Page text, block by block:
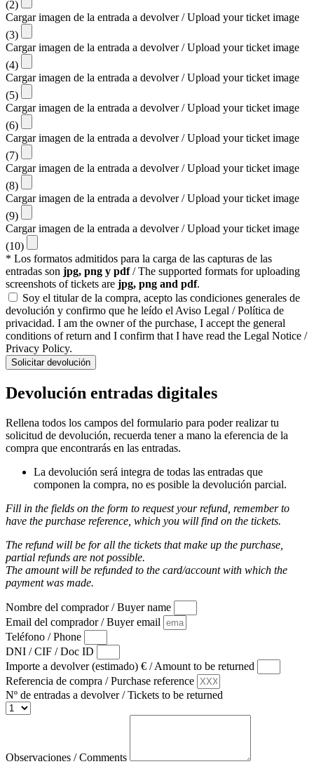
(2)
Cargar imagen de la entrada a devolver / Upload your ticket image
(3)
Cargar imagen de la entrada a devolver / Upload your ticket image
(4)
Cargar imagen de la entrada a devolver / Upload your ticket image
(5)
Cargar imagen de la entrada a devolver / Upload your ticket image
(6)
Cargar imagen de la entrada a devolver / Upload your ticket image
(7)
Cargar imagen de la entrada a devolver / Upload your ticket image
(8)
Cargar imagen de la entrada a devolver / Upload your ticket image
(9)
Cargar imagen de la entrada a devolver / Upload your ticket image
(10)
* Los formatos admitidos para la carga de las capturas de las
entradas son jpg, png y pdf/ The supported formats for uploading
screenshots of tickets are jpg, png and pdf.
Soy el titular de la compra, acepto las condiciones generales de
devolución y confirmo que he leído el Aviso Legal / Política de
privacidad. I am the owner of the purchase, I accept the general
conditions of return and I confirm that I have read the Legal Notice /
Privacy Policy.
Solicitar devolución
Devolución entradas digitales
Rellena todos los campos del formulario para poder realizar tu
solicitud de devolución, recuerda tener a mano la eferencia de la
compra que encontrarás en las entradas.
La devolución será integra de todas las entradas que
componen la compra, no es posible la devolución parcial.
Fill in the fields on the form to request your refund, remember to
have the purchase reference, which you will find on the tickets.
The refund will be for all the tickets that make up the purchase,
partial refunds are not possible.
The amount will be refunded to the card/account with which the
payment was made.
Nombre del comprador / Buyer name
Email del comprador / Buyer email
Teléfono / Phone
DNI / CIF / Doc ID
Importe a devolver (estimado) € / Amount to be returned
Referencia de compra / Purchase reference
Nº de entradas a devolver / Tickets to be returned
Observaciones / Comments